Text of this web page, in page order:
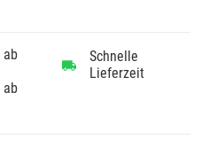
ab
ab
Schnelle
Lieferzeit